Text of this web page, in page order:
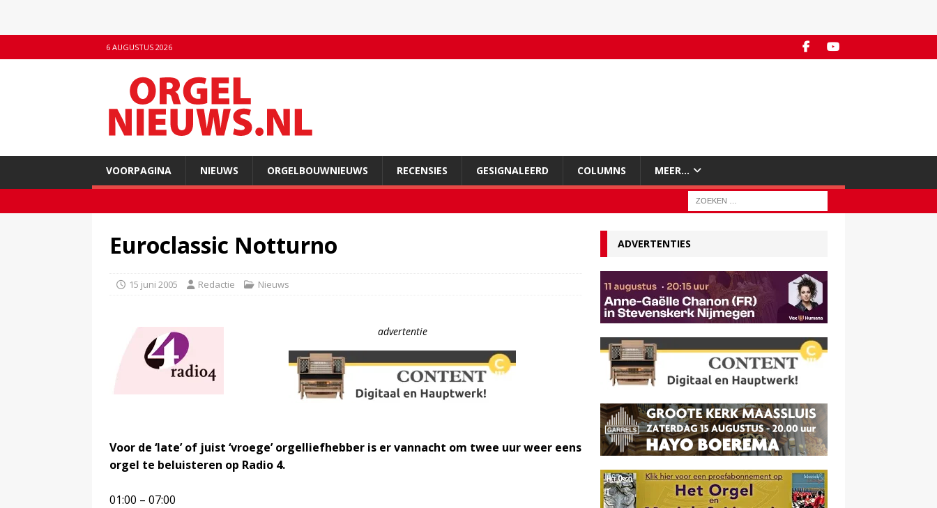
6 AUGUSTUS 2026
VOORPAGINA NIEUWS ORGELBOUWNIEUWS RECENSIES GESIGNALEERD COLUMNS MEER…
Euroclassic Notturno
15 juni 2005 Redactie Nieuws
advertentie
Voor de ‘late’ of juist ‘vroege’ orgelliefhebber is er vannacht om twee uur weer eens
orgel te beluisteren op Radio 4.
01:00 – 07:00
ADVERTENTIES